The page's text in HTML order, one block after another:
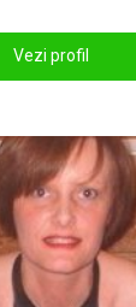
Vezi profil